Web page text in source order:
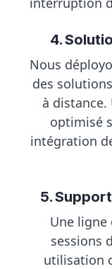
4.
Nous
des
à distance.
optimisé
intégration
5.
Une ligne
sessions
utilisation